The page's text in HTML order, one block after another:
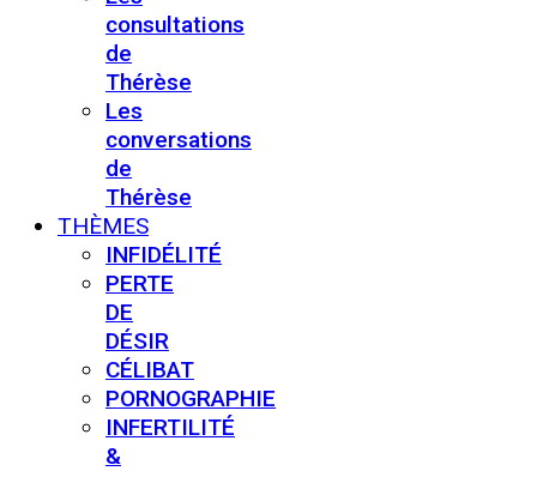
consultations
de
Thérèse
Les
conversations
de
Thérèse
THÈMES
INFIDÉLITÉ
PERTE
DE
DÉSIR
CÉLIBAT
PORNOGRAPHIE
INFERTILITÉ
&